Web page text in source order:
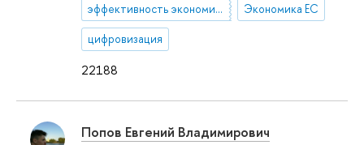
22188
эффективность экономических систем Экономика ЕС
цифровизация
Попов Евгений Владимирович